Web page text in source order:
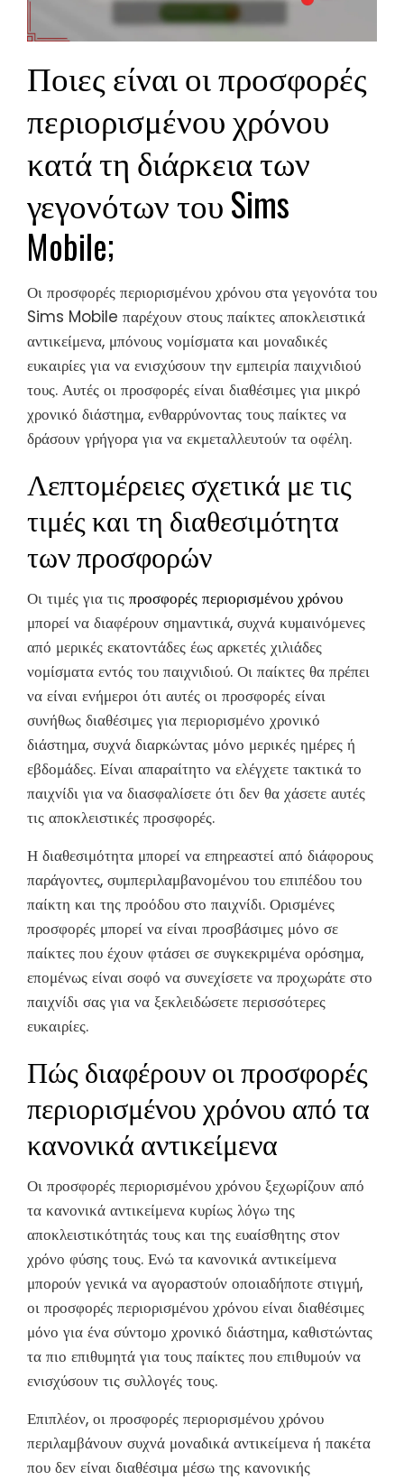
Ποιες είναι οι προσφορές
περιορισμένου χρόνου
κατά τη διάρκεια των
γεγονότων του Sims
Mobile;
Οι προσφορές περιορισμένου χρόνου στα γεγονότα του
Sims Mobile παρέχουν στους παίκτες αποκλειστικά
αντικείμενα, μπόνους νομίσματα και μοναδικές
ευκαιρίες για να ενισχύσουν την εμπειρία παιχνιδιού
τους. Αυτές οι προσφορές είναι διαθέσιμες για μικρό
χρονικό διάστημα, ενθαρρύνοντας τους παίκτες να
δράσουν γρήγορα για να εκμεταλλευτούν τα οφέλη.
Λεπτομέρειες σχετικά με τις
τιμές και τη διαθεσιμότητα
των προσφορών
Οι τιμές για τις προσφορές περιορισμένου χρόνου
μπορεί να διαφέρουν σημαντικά, συχνά κυμαινόμενες
από μερικές εκατοντάδες έως αρκετές χιλιάδες
νομίσματα εντός του παιχνιδιού. Οι παίκτες θα πρέπει
να είναι ενήμεροι ότι αυτές οι προσφορές είναι
συνήθως διαθέσιμες για περιορισμένο χρονικό
διάστημα, συχνά διαρκώντας μόνο μερικές ημέρες ή
εβδομάδες. Είναι απαραίτητο να ελέγχετε τακτικά το
παιχνίδι για να διασφαλίσετε ότι δεν θα χάσετε αυτές
τις αποκλειστικές προσφορές.
Η διαθεσιμότητα μπορεί να επηρεαστεί από διάφορους
παράγοντες, συμπεριλαμβανομένου του επιπέδου του
παίκτη και της προόδου στο παιχνίδι. Ορισμένες
προσφορές μπορεί να είναι προσβάσιμες μόνο σε
παίκτες που έχουν φτάσει σε συγκεκριμένα ορόσημα,
επομένως είναι σοφό να συνεχίσετε να προχωράτε στο
παιχνίδι σας για να ξεκλειδώσετε περισσότερες
ευκαιρίες.
Πώς διαφέρουν οι προσφορές
περιορισμένου χρόνου από τα
κανονικά αντικείμενα
Οι προσφορές περιορισμένου χρόνου ξεχωρίζουν από
τα κανονικά αντικείμενα κυρίως λόγω της
αποκλειστικότητάς τους και της ευαίσθητης στον
χρόνο φύσης τους. Ενώ τα κανονικά αντικείμενα
μπορούν γενικά να αγοραστούν οποιαδήποτε στιγμή,
οι προσφορές περιορισμένου χρόνου είναι διαθέσιμες
μόνο για ένα σύντομο χρονικό διάστημα, καθιστώντας
τα πιο επιθυμητά για τους παίκτες που επιθυμούν να
ενισχύσουν τις συλλογές τους.
Επιπλέον, οι προσφορές περιορισμένου χρόνου
περιλαμβάνουν συχνά μοναδικά αντικείμενα ή πακέτα
που δεν είναι διαθέσιμα μέσω της κανονικής